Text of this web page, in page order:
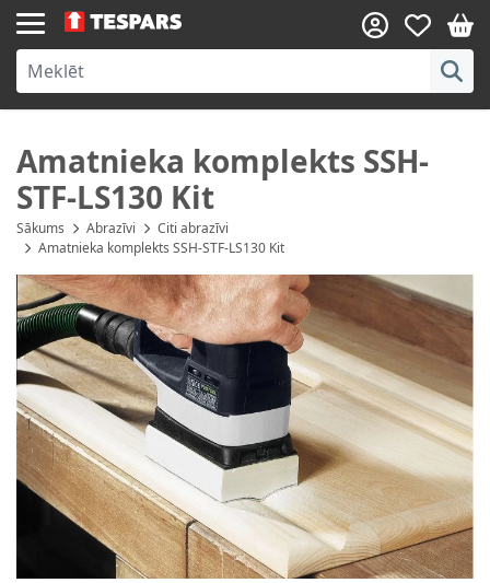
Skip to Content
Amatnieka komplekts SSH-
STF-LS130 Kit
Sākums Abrazīvi
Citi abrazīvi
Amatnieka komplekts SSH-STF-LS130 Kit